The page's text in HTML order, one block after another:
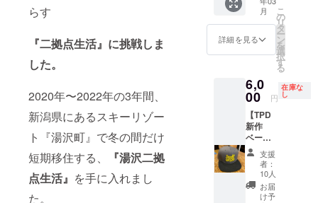
らす
『二拠点生活』に挑戦しま
した。
2020年〜2022年の3年間、
新潟県にあるスキーリゾー
ト『湯沢町』で冬の間だけ
短期移住する、
『湯沢二拠
点生活』 を手に入れまし
た。
付され
たラベ
意書き
をご確
※実際に
お届け
するリ
ターン
とパッ
ケージ
等のデ
ザイン
が異な
る場合
50mm
・素
材…ビ
ニール
１枚/白
１枚
ら感謝
の気持
ちを込
めて
名称
「湯沢
産なめ
こ詰め
合わ
せ」 サ
イズ…
６０サ
イズ 重
量…
1.1kg
design.
の最新
作オリ
ジナル
ベース
ボール
プと テ
ンネン
パーマ
のイケ
さんか
ら感謝
の気持
ちを込
めて
メール
を送り
月
詳細を見る
こ
の
リ
タ
ー
ン
を
選
択
す
る
6,0
00 円
在庫な
し
【TPD
新作
ベース
ボール
キャッ
（BK+
CH）】
支援
者：
10人
お届
け予